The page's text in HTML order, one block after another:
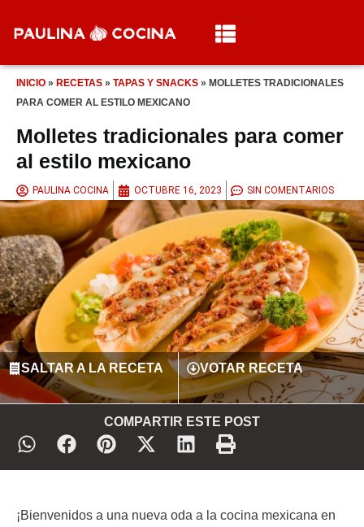
INICIO » RECETAS » TAPAS Y SNACKS » MOLLETES TRADICIONALES
PARA COMER AL ESTILO MEXICANO
Molletes tradicionales para comer
al estilo mexicano
PAULINA COCINA OCTUBRE 16, 2023 SIN COMENTARIOS
SALTAR A LA RECETA VOTAR RECETA
COMPARTIR ESTE POST
¡Bienvenidos a una nueva oda a la cocina mexicana en